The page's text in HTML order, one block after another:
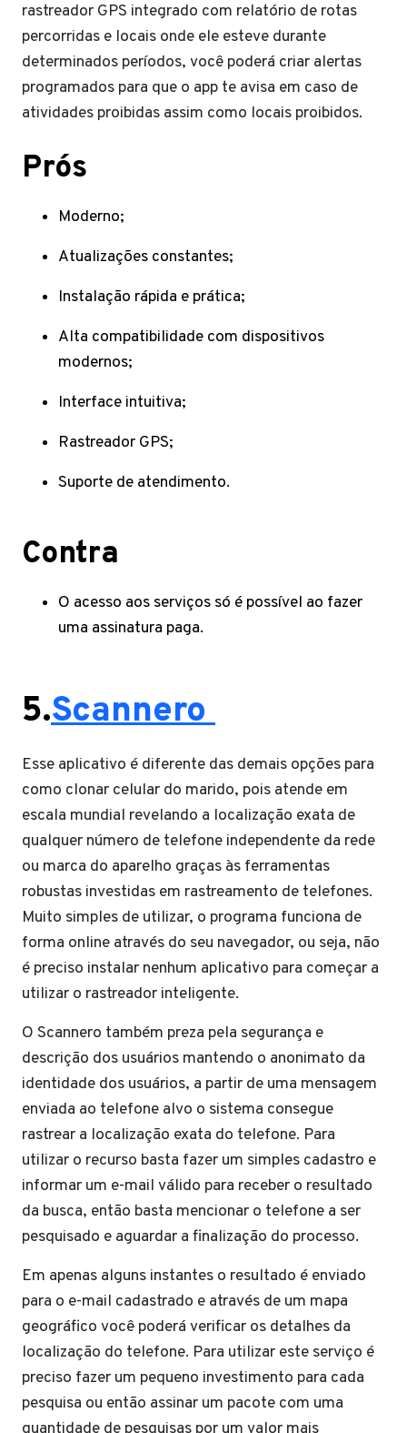
rastreador GPS integrado com relatório de rotas
percorridas e locais onde ele esteve durante
determinados períodos, você poderá criar alertas
programados para que o app te avisa em caso de
atividades proibidas assim como locais proibidos.
Prós
Moderno;
Atualizações constantes;
Instalação rápida e prática;
Alta compatibilidade com dispositivos
modernos;
Interface intuitiva;
Rastreador GPS;
Suporte de atendimento.
Contra
O acesso aos serviços só é possível ao fazer
uma assinatura paga.
5.Scannero
Esse aplicativo é diferente das demais opções para
como clonar celular do marido, pois atende em
escala mundial revelando a localização exata de
qualquer número de telefone independente da rede
ou marca do aparelho graças às ferramentas
robustas investidas em rastreamento de telefones.
Muito simples de utilizar, o programa funciona de
forma online através do seu navegador, ou seja, não
é preciso instalar nenhum aplicativo para começar a
utilizar o rastreador inteligente.
O Scannero também preza pela segurança e
descrição dos usuários mantendo o anonimato da
identidade dos usuários, a partir de uma mensagem
enviada ao telefone alvo o sistema consegue
rastrear a localização exata do telefone. Para
utilizar o recurso basta fazer um simples cadastro e
informar um e-mail válido para receber o resultado
da busca, então basta mencionar o telefone a ser
pesquisado e aguardar a finalização do processo.
Em apenas alguns instantes o resultado é enviado
para o e-mail cadastrado e através de um mapa
geográfico você poderá verificar os detalhes da
localização do telefone. Para utilizar este serviço é
preciso fazer um pequeno investimento para cada
pesquisa ou então assinar um pacote com uma